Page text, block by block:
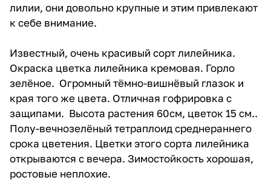
лилии, они довольно крупные и этим привлекают
к себе внимание.
Известный, очень красивый сорт лилейника.
Окраска цветка лилейника кремовая. Горло
зелёное. Огромный тёмно-вишнёвый глазок и
края того же цвета. Отличная гофрировка с
защипами. Высота растения 60см, цветок 15 см..
Полу-вечнозелёный тетраплоид среднераннего
срока цветения. Цветки этого сорта лилейника
открываются с вечера. Зимостойкость хорошая,
ростовые неплохие.